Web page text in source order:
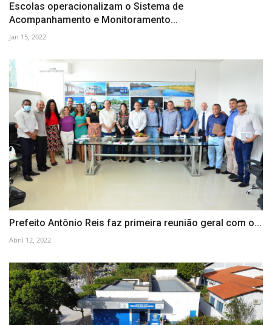
Escolas operacionalizam o Sistema de
Acompanhamento e Monitoramento...
Jan 15, 2022
Prefeito Antônio Reis faz primeira reunião geral com o...
Abril 12, 2022